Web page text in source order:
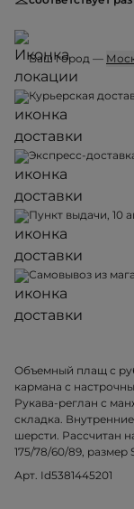
Ваш город —
Курьерская
Экспресс-
Пункт выдачи, 10
Самовывоз из
Объемный плащ с
кармана с
Рукава-реглан с
складка.
шерсти. Рассчитан
175/78/60/89, размер
Арт. Id5381445201